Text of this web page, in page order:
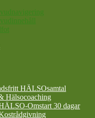
HÄLSOsamtal
Hälsocoaching
Omstart 30 dagar